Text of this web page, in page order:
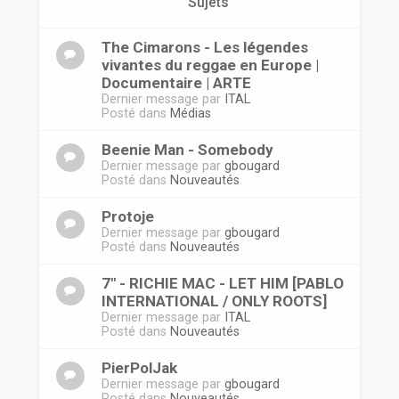
The Cimarons - Les légendes
vivantes du reggae en Europe |
Documentaire | ARTE
Dernier message par ITAL
Posté dans Médias
Beenie Man - Somebody
Dernier message par gbougard
Posté dans Nouveautés
Protoje
Dernier message par gbougard
Posté dans Nouveautés
7" - RICHIE MAC - LET HIM [PABLO
INTERNATIONAL / ONLY ROOTS]
Dernier message par ITAL
Posté dans Nouveautés
PierPolJak
Dernier message par gbougard